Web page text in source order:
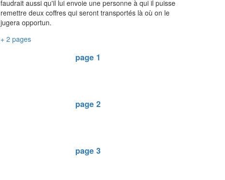
faudrait aussi qu'il lui envoie une personne à qui il puisse
remettre deux coffres qui seront transportés là où on le
jugera opportun.
+ 2 pages
page 1
page 2
page 3